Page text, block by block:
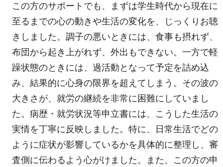
この方のサポートでも、まずは学生時代から現在に
至るまでの心の動きや生活の変化を、じっくりお聴
きしました。調子の悪いときには、食事も摂れず、
布団から起き上がれず、外出もできない。一方で軽
躁状態のときには、過活動となって予定を詰め込
み、結果的に心身の限界を超えてしまう。その波の
大きさが、就労の継続を非常に困難にしていまし
た。病歴・就労状況等申立書には、こうした生活の
実情を丁寧に反映しました。特に、日常生活でどの
ように症状が影響しているかを具体的に整理し、審
査側に伝わるよう心がけました。また、この方の申